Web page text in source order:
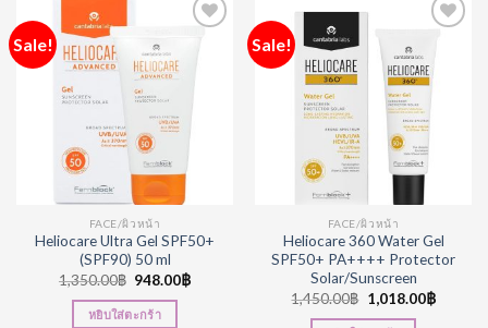
Sale!
Wishlist
FACE/ผิวหน้า
Heliocare Ultra Gel SPF50+
(SPF90) 50 ml
1,350.00฿ 948.00฿
หยิบใส่ตะกร้า
Sale!
Wishlist
FACE/ผิวหน้า
Heliocare 360 Water Gel
SPF50+ PA++++ Protector
Solar/Sunscreen
1,450.00฿ 1,018.00฿